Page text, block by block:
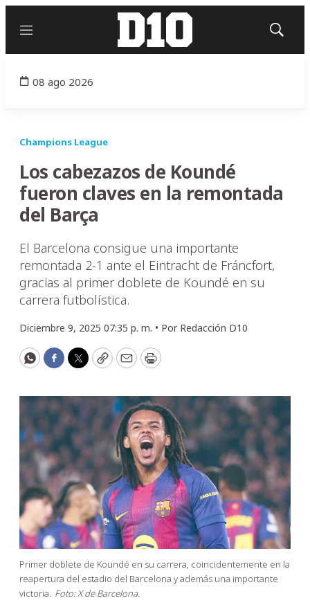
Menú
Mostrar
08 ago 2026
Champions League
Los cabezazos de Koundé
fueron claves en la remontada
del Barça
El Barcelona consigue una importante
remontada 2-1 ante el Eintracht de Fráncfort,
gracias al primer doblete de Koundé en su
carrera futbolística.
Diciembre 9, 2025 07:35 p. m. • Por Redacción D10
WhatsApp
Facebook
Twitter
CopyEmailPrint
Primer doblete de Koundé en su carrera, coincidentemente en la
reapertura del estadio del Barcelona y además una importante
victoria. Foto: X de Barcelona.